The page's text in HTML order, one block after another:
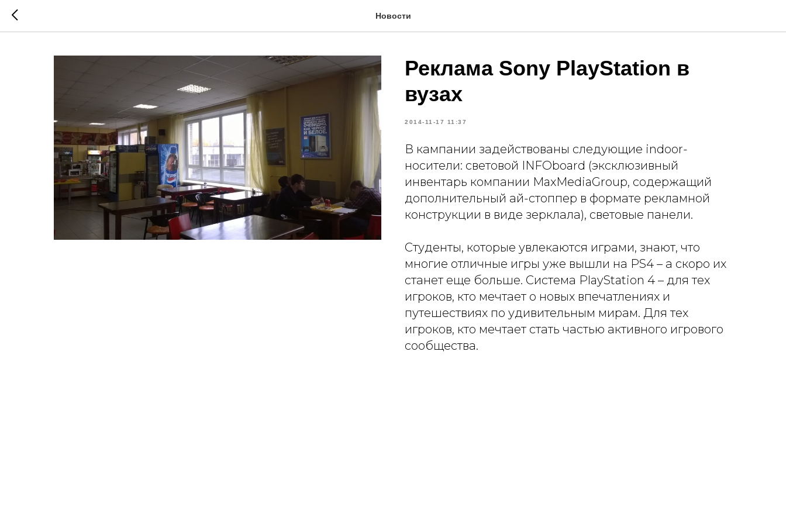
Новости
Реклама Sony PlayStation в
вузах
2014-11-17 11:37
В кампании задействованы следующие indoor-
носители: световой INFOboard (эксклюзивный
инвентарь компании MaxMediaGroup, содержащий
дополнительный ай-стоппер в формате рекламной
конструкции в виде зерклала), световые панели.
Студенты, которые увлекаются играми, знают, что
многие отличные игры уже вышли на PS4 – а скоро их
станет еще больше. Система PlayStation 4 – для тех
игроков, кто мечтает о новых впечатлениях и
путешествиях по удивительным мирам. Для тех
игроков, кто мечтает стать частью активного игрового
сообщества.